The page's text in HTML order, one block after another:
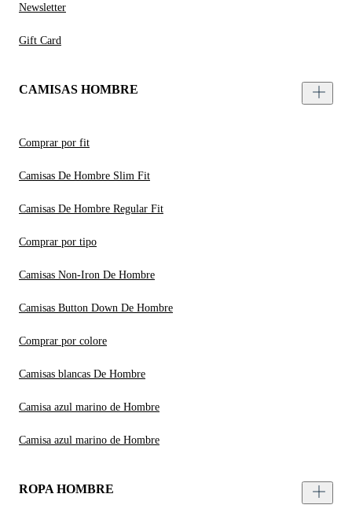
Newsletter
Gift Card
CAMISAS HOMBRE
Comprar por fit
Camisas De Hombre Slim Fit
Camisas De Hombre Regular Fit
Comprar por tipo
Camisas Non-Iron De Hombre
Camisas Button Down De Hombre
Comprar por colore
Camisas blancas De Hombre
Camisa azul marino de Hombre
Camisa azul marino de Hombre
ROPA HOMBRE